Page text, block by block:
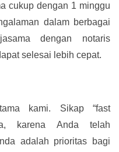
cukup dengan 1 minggu
dalam berbagai
dengan notaris
selesai lebih cepat.
kami. Sikap “fast
karena Anda telah
adalah prioritas bagi